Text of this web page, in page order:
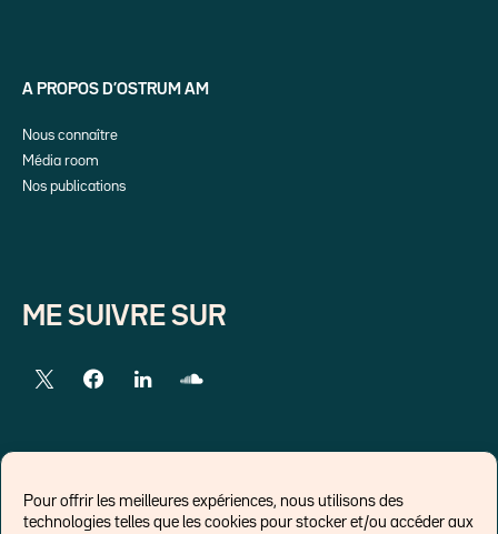
Pour offrir les meilleures expériences, nous utilisons des
technologies telles que les cookies pour stocker et/ou accéder aux
A PROPOS D’OSTRUM AM
Nous connaître
Média room
Nos publications
ME SUIVRE SUR
LIENS EXTERNES